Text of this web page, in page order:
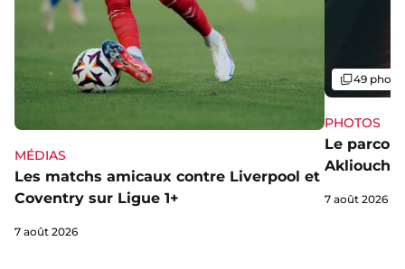
MÉDIAS
Les matchs amicaux contre Liverpool et
Coventry sur Ligue 1+
7 août 2026
PHOTOS
Le
Akliouche
Galerie
49
7 août 2026